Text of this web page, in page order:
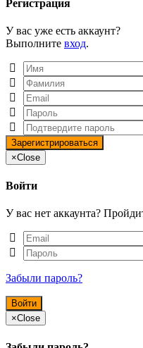
Регистрация
У вас уже есть аккаунт?
Выполните вход.
×Close
Войти
У вас нет аккаунта?
Забыли пароль?
×Close